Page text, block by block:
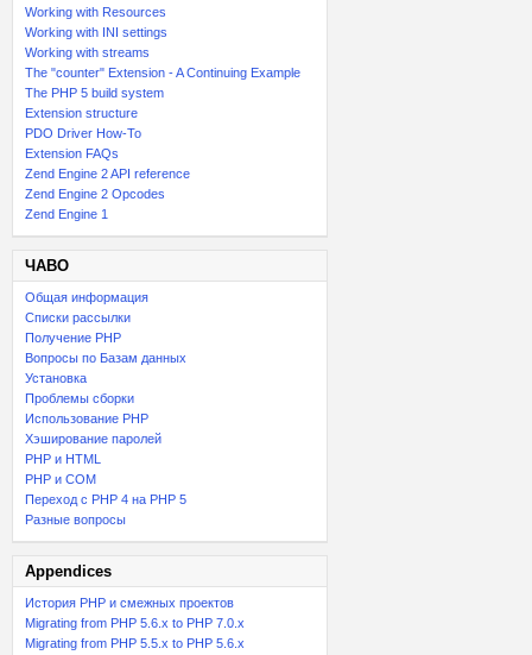
Working with Resources
Working with INI settings
Working with streams
The "counter" Extension - A Continuing Example
The PHP 5 build system
Extension structure
PDO Driver How-To
Extension FAQs
Zend Engine 2 API reference
Zend Engine 2 Opcodes
Zend Engine 1
ЧАВО
Общая информация
Списки рассылки
Получение PHP
Вопросы по Базам данных
Установка
Проблемы сборки
Использование PHP
Хэширование паролей
PHP и HTML
PHP и COM
Переход с PHP 4 на PHP 5
Разные вопросы
Appendices
История PHP и смежных проектов
Migrating from PHP 5.6.x to PHP 7.0.x
Migrating from PHP 5.5.x to PHP 5.6.x